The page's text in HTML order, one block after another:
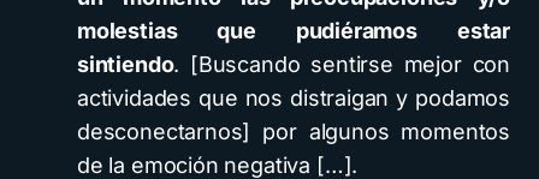
molestias que pudiéramos estar
sintiendo. [Buscando sentirse mejor con
actividades que nos distraigan y podamos
desconectarnos] por algunos momentos
de la emoción negativa […].